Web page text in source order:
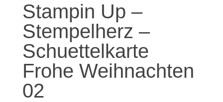
Stampin Up –
Stempelherz –
Schuettelkarte
Frohe Weihnachten
02